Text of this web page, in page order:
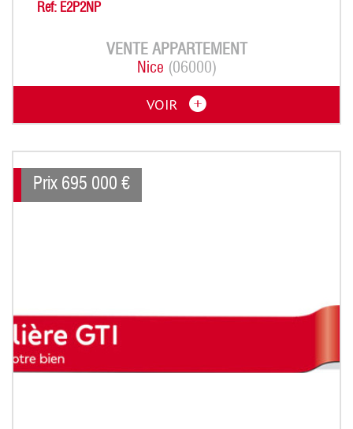
Ref: E2P2NP
VENTE APPARTEMENT
Nice (06000)
VOIR
Prix 695 000 €